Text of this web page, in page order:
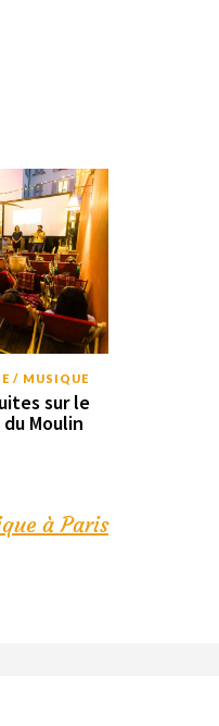
/ MUSIQUE
sur le
Moulin
à Paris